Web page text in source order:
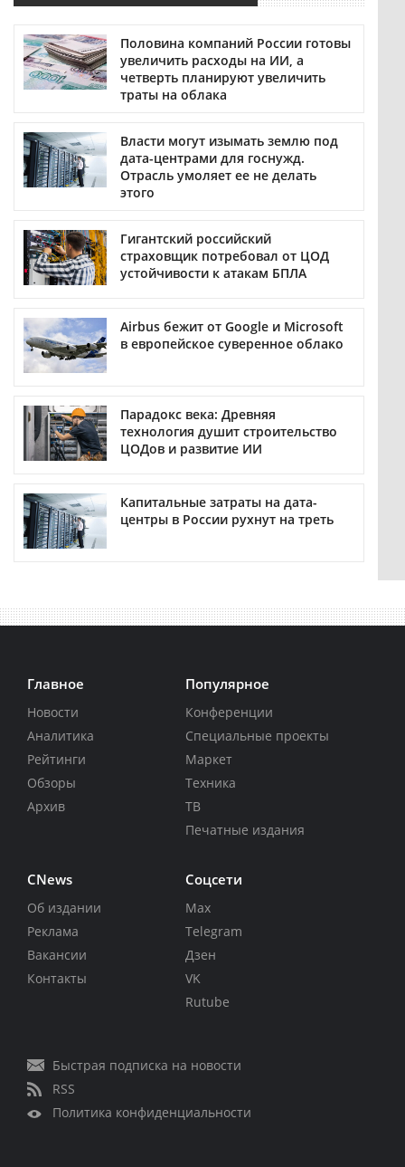
Половина компаний России готовы
увеличить расходы на ИИ, а
четверть планируют увеличить
траты на облака
Власти могут изымать землю под
дата-центрами для госнужд.
Отрасль умоляет ее не делать
этого
Гигантский российский
страховщик потребовал от ЦОД
устойчивости к атакам БПЛА
Airbus бежит от Google и Microsoft
в европейское суверенное облако
Парадокс века: Древняя
технология душит строительство
ЦОДов и развитие ИИ
Капитальные затраты на дата-
центры в России рухнут на треть
Главное
Новости
Аналитика
Рейтинги
Обзоры
Архив
Популярное
Конференции
Специальные проекты
Маркет
Техника
ТВ
Печатные издания
CNews
Об издании
Реклама
Вакансии
Контакты
Соцсети
Max
Telegram
Дзен
VK
Rutube
Быстрая подписка на новости
RSS
Политика конфиденциальности